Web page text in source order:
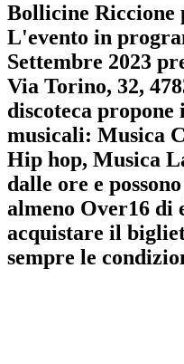
Bollicine Riccione
L'evento in
Settembre 2023
Via Torino, 32,
discoteca propone
musicali: Musica
Hip hop, Musica
dalle ore e
almeno Over16 di
acquistare il
sempre le